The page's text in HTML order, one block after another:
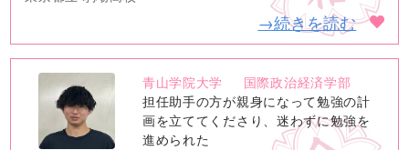
→続きを読む
no
image
青山学院大学
国際政治経済学部
担任助手の方が親身になって勉強の計
画を立ててくださり、迷わずに勉強を
進められた